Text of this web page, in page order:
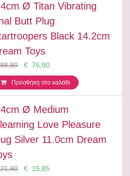
Ø Titan Vibrating
Butt Plug
Black 14.2cm
Toys
€ 76,80
Προσθήκη στο καλάθι
Ø Medium
Love Pleasure
Silver 11.0cm Dream
€ 15,85